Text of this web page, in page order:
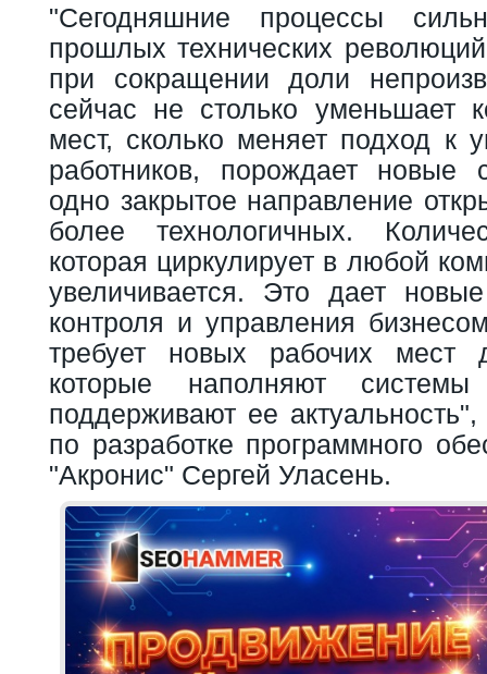
"Сегодняшние процессы
прошлых технических
при сокращении доли
сейчас не столько уменьшает
мест, сколько меняет подход к
работников, порождает новые
одно закрытое направление
более технологичных.
которая циркулирует в любой
увеличивается. Это дает
контроля и управления
требует новых рабочих мест
которые наполняют
поддерживают ее
по разработке программного
"Акронис" Сергей Уласень.